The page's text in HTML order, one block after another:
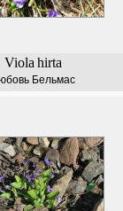
Viola hirta
Бельмас